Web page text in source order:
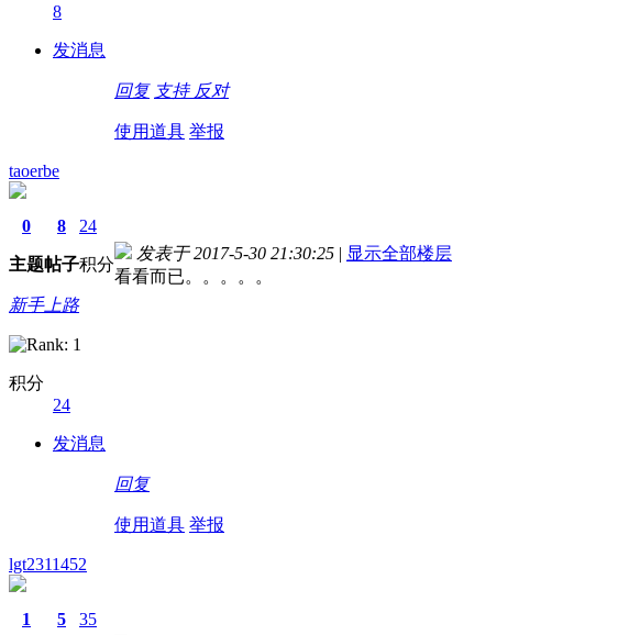
8
发消息
回复 支持 反对
使用道具 举报
taoerbe
0
主题
8
帖子
24
积分
新手上路
积分
24
发消息
发表于 2017-5-30 21:30:25 | 显示全部楼层
看看而已。。。。。
回复
使用道具 举报
lgt2311452
1 5 35